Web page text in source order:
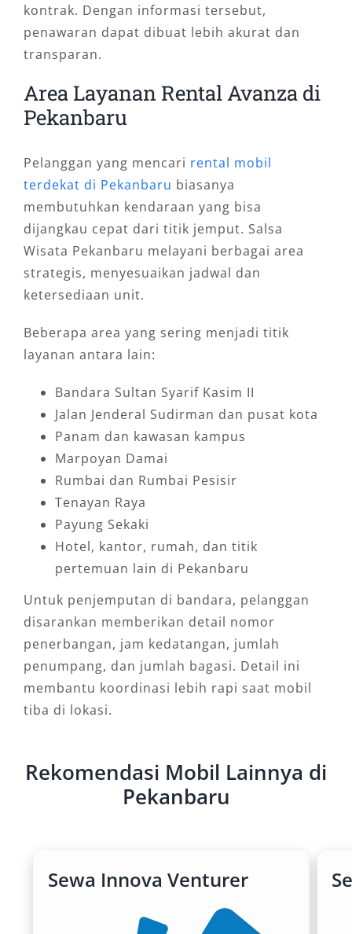
kontrak. Dengan informasi tersebut,
penawaran dapat dibuat lebih akurat dan
transparan.
Area Layanan Rental Avanza di
Pekanbaru
Pelanggan yang mencari rental mobil
terdekat di Pekanbaru biasanya
membutuhkan kendaraan yang bisa
dijangkau cepat dari titik jemput. Salsa
Wisata Pekanbaru melayani berbagai area
strategis, menyesuaikan jadwal dan
ketersediaan unit.
Beberapa area yang sering menjadi titik
layanan antara lain:
Bandara Sultan Syarif Kasim II
Jalan Jenderal Sudirman dan pusat kota
Panam dan kawasan kampus
Marpoyan Damai
Rumbai dan Rumbai Pesisir
Tenayan Raya
Payung Sekaki
Hotel, kantor, rumah, dan titik
pertemuan lain di Pekanbaru
Untuk penjemputan di bandara, pelanggan
disarankan memberikan detail nomor
penerbangan, jam kedatangan, jumlah
penumpang, dan jumlah bagasi. Detail ini
membantu koordinasi lebih rapi saat mobil
tiba di lokasi.
Rekomendasi Mobil Lainnya di
Pekanbaru
Sewa Innova Venturer